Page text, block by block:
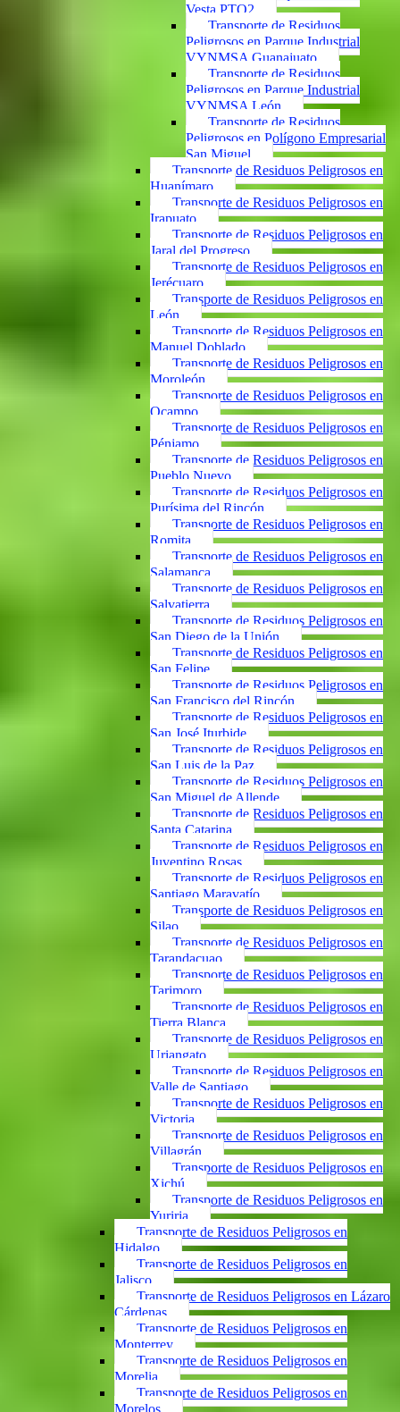
Vesta PTO2
Transporte de Residuos
Peligrosos en Parque Industrial
VYNMSA Guanajuato
Transporte de Residuos
Peligrosos en Parque Industrial
VYNMSA León
Transporte de Residuos
Peligrosos en Polígono Empresarial
San Miguel
Transporte de Residuos Peligrosos en
Huanímaro
Transporte de Residuos Peligrosos en
Irapuato
Transporte de Residuos Peligrosos en
Jaral del Progreso
Transporte de Residuos Peligrosos en
Jerécuaro
Transporte de Residuos Peligrosos en
León
Transporte de Residuos Peligrosos en
Manuel Doblado
Transporte de Residuos Peligrosos en
Moroleón
Transporte de Residuos Peligrosos en
Ocampo
Transporte de Residuos Peligrosos en
Pénjamo
Transporte de Residuos Peligrosos en
Pueblo Nuevo
Transporte de Residuos Peligrosos en
Purísima del Rincón
Transporte de Residuos Peligrosos en
Romita
Transporte de Residuos Peligrosos en
Salamanca
Transporte de Residuos Peligrosos en
Salvatierra
Transporte de Residuos Peligrosos en
San Diego de la Unión
Transporte de Residuos Peligrosos en
San Felipe
Transporte de Residuos Peligrosos en
San Francisco del Rincón
Transporte de Residuos Peligrosos en
San José Iturbide
Transporte de Residuos Peligrosos en
San Luis de la Paz
Transporte de Residuos Peligrosos en
San Miguel de Allende
Transporte de Residuos Peligrosos en
Santa Catarina
Transporte de Residuos Peligrosos en
Juventino Rosas
Transporte de Residuos Peligrosos en
Santiago Maravatío
Transporte de Residuos Peligrosos en
Silao
Transporte de Residuos Peligrosos en
Tarandacuao
Transporte de Residuos Peligrosos en
Tarimoro
Transporte de Residuos Peligrosos en
Tierra Blanca
Transporte de Residuos Peligrosos en
Uriangato
Transporte de Residuos Peligrosos en
Valle de Santiago
Transporte de Residuos Peligrosos en
Victoria
Transporte de Residuos Peligrosos en
Villagrán
Transporte de Residuos Peligrosos en
Xichú
Transporte de Residuos Peligrosos en
Yuriria
Transporte de Residuos Peligrosos en
Hidalgo
Transporte de Residuos Peligrosos en
Jalisco
Transporte de Residuos Peligrosos en Lázaro
Cárdenas
Transporte de Residuos Peligrosos en
Monterrey
Transporte de Residuos Peligrosos en
Morelia
Transporte de Residuos Peligrosos en
Morelos